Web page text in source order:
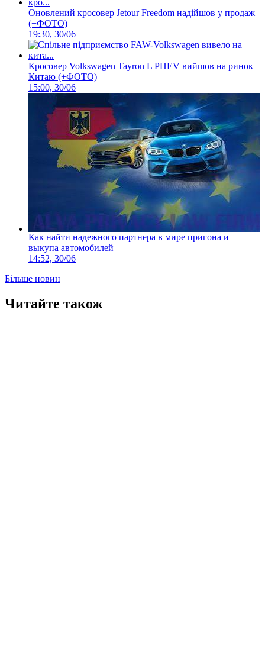
Оновлений кросовер Jetour Freedom надійшов у продаж
(+ФОТО)
19:30, 30/06
Кросовер Volkswagen Tayron L PHEV вийшов на ринок
Китаю (+ФОТО)
15:00, 30/06
Как найти надежного партнера в мире пригона и
выкупа автомобилей
14:52, 30/06
Більше новин
Читайте також